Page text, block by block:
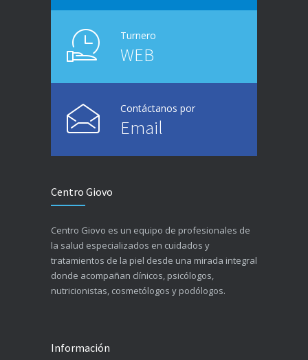
Turnero
WEB
Contáctanos por
Email
Centro Giovo
Centro Giovo es un equipo de profesionales de
la salud especializados en cuidados y
tratamientos de la piel desde una mirada integral
donde acompañan clínicos, psicólogos,
nutricionistas, cosmetólogos y podólogos.
Información